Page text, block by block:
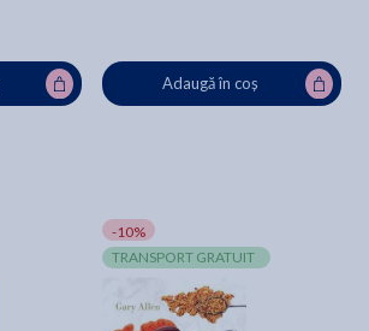
Adaugă în coș
-10%
TRANSPORT GRATUIT